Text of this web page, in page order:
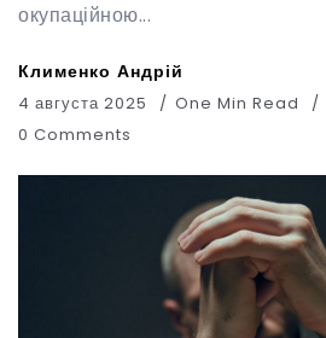
окупаційною...
Клименко Андрій
4 августа 2025 One Min Read
0 Comments